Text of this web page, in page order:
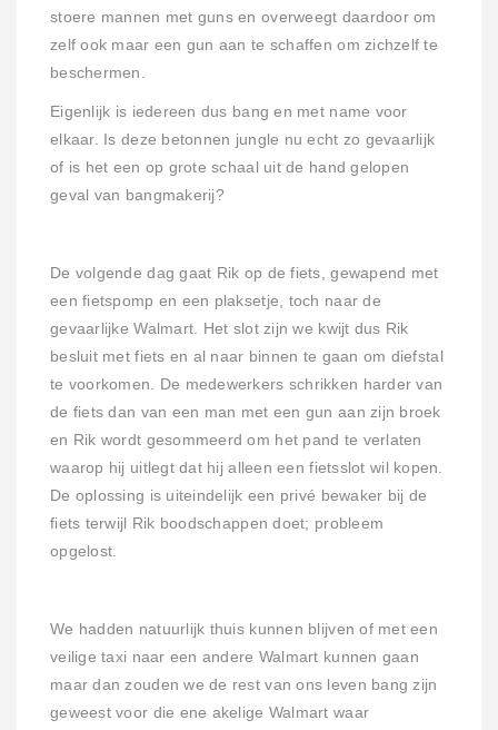
stoere mannen met guns en overweegt daardoor om
zelf ook maar een gun aan te schaffen om zichzelf te
beschermen.
Eigenlijk is iedereen dus bang en met name voor
elkaar. Is deze betonnen jungle nu echt zo gevaarlijk
of is het een op grote schaal uit de hand gelopen
geval van bangmakerij?
De volgende dag gaat Rik op de fiets, gewapend met
een fietspomp en een plaksetje, toch naar de
gevaarlijke Walmart. Het slot zijn we kwijt dus Rik
besluit met fiets en al naar binnen te gaan om diefstal
te voorkomen. De medewerkers schrikken harder van
de fiets dan van een man met een gun aan zijn broek
en Rik wordt gesommeerd om het pand te verlaten
waarop hij uitlegt dat hij alleen een fietsslot wil kopen.
De oplossing is uiteindelijk een privé bewaker bij de
fiets terwijl Rik boodschappen doet; probleem
opgelost.
We hadden natuurlijk thuis kunnen blijven of met een
veilige taxi naar een andere Walmart kunnen gaan
maar dan zouden we de rest van ons leven bang zijn
geweest voor die ene akelige Walmart waar